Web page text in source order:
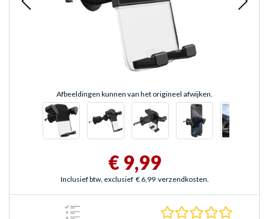
Afbeeldingen kunnen van het origineel afwijken.
€ 9,99
Inclusief btw, exclusief € 6,99 verzendkosten.